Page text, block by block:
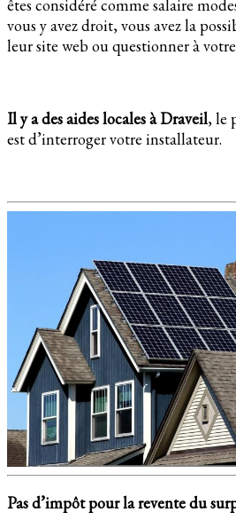
êtes considéré comme salaire
vous y avez droit, vous avez la
leur site web ou questionner à
Il y a des aides locales à Draveil, le
est d’interroger votre installateur.
Pas d’impôt pour la revente du